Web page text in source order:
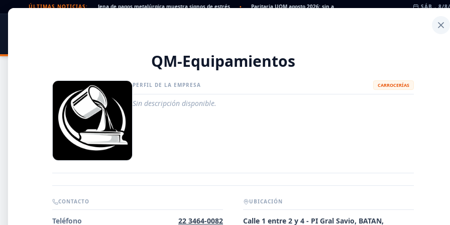
ÚLTIMAS NOTICIAS:
rechazados en alza: la cadena de pagos metalúrgica muestra signos de estrés • Paritaria UOM agosto 2026: sin acuerdo, siguen vigentes los valores de abril •
SÁB., 8/
DISTRIBUIDORES METALÚRGICAS FABRICANTES
QM-Equipamientos
PERFIL DE LA EMPRESA CARROCERÍAS
Sin descripción disponible.
CONTACTO
Teléfono 22 3464-0082
UBICACIÓN
Calle 1 entre 2 y 4 - PI Gral Savio, BATAN,